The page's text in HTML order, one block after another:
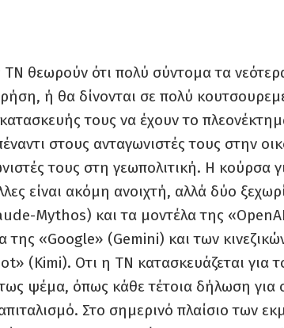
ΤΝ θεωρούν ότι πολύ σύντομα τα
ή θα δίνονται σε πολύ
κατασκευής τους να έχουν το
στους ανταγωνιστές τους στην
τους στη γεωπολιτική. Η κούρσα
είναι ακόμη ανοιχτή, αλλά δύο
Mythos) και τα μοντέλα της
της «Google» (Gemini) και των
(Kimi). Οτι η ΤΝ κατασκευάζεται για
ψέμα, όπως κάθε τέτοια δήλωση για
Στο σημερινό πλαίσιο των